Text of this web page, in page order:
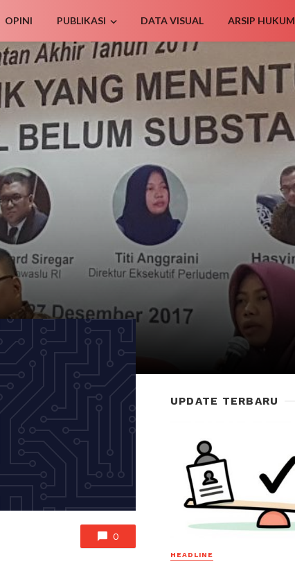
OPINI PUBLIKASI DATA VISUAL ARSIP HUKUM
0
UPDATE TERBARU
HEADLINE